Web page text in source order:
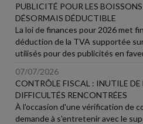
PUBLICITÉ POUR LES
DÉSORMAIS DÉDUCTIBLE
La loi de finances pour 2026 met
déduction de la TVA supportée
utilisés pour des publicités en
07/07/2026
CONTRÔLE FISCAL : INUTILE DE
DIFFICULTÉS RENCONTRÉES
À l'occasion d'une vérification de
demande à s'entretenir avec le